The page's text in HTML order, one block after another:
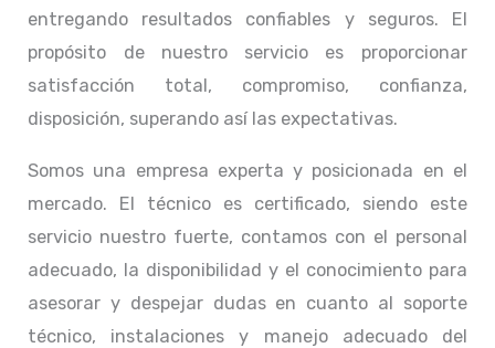
entregando resultados confiables y seguros. El
propósito de nuestro servicio es proporcionar
satisfacción total, compromiso, confianza,
disposición, superando así las expectativas.
Somos una empresa experta y posicionada en el
mercado. El técnico es certificado, siendo este
servicio nuestro fuerte, contamos con el personal
adecuado, la disponibilidad y el conocimiento para
asesorar y despejar dudas en cuanto al soporte
técnico, instalaciones y manejo adecuado del